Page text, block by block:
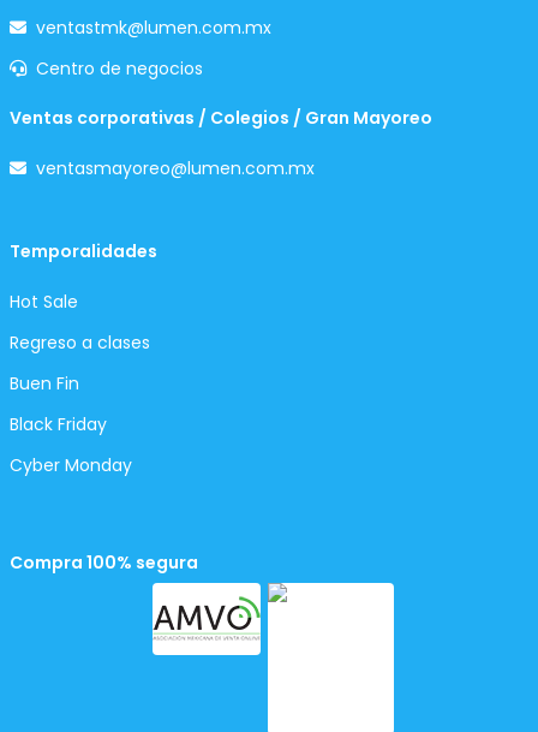
ventastmk@lumen.com.mx
Centro de negocios
Ventas corporativas / Colegios / Gran Mayoreo
ventasmayoreo@lumen.com.mx
Temporalidades
Hot Sale
Regreso a clases
Buen Fin
Black Friday
Cyber Monday
Compra 100% segura